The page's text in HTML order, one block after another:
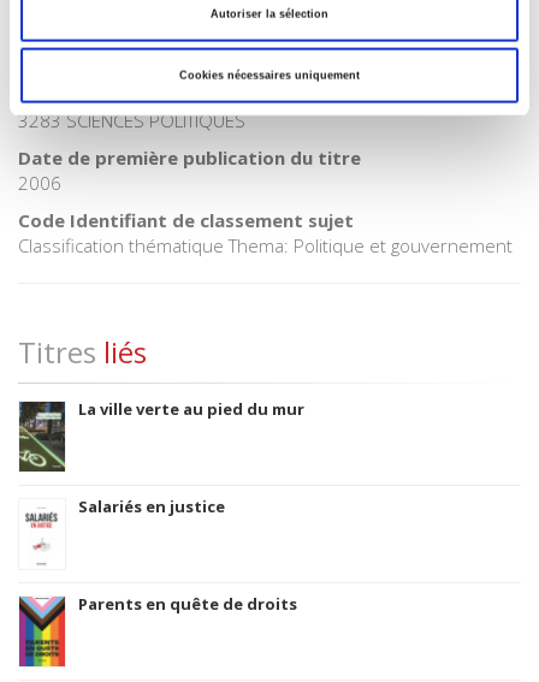
Autoriser la sélection
Cookies nécessaires uniquement
06 Professionnel et académique
CLIL (Version 2013-2019 )
3283 SCIENCES POLITIQUES
Date de première publication du titre
2006
Code Identifiant de classement sujet
Classification thématique Thema: Politique et gouvernement
Titres liés
La ville verte au pied du mur
Salariés en justice
Parents en quête de droits